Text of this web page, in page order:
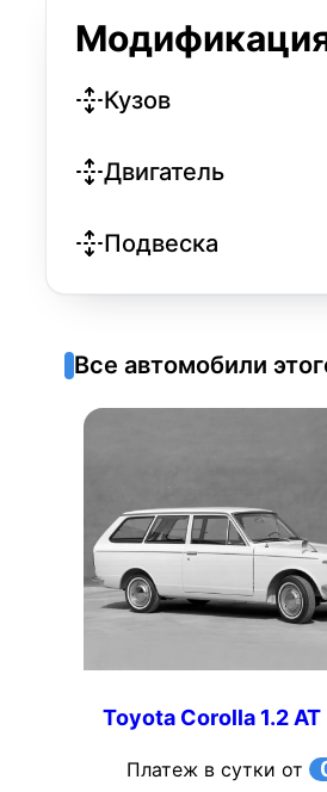
Кузов
Двигатель
Подвеска
Все автомобили
Toyota Corolla 1.2 AT
Платеж в сутки от